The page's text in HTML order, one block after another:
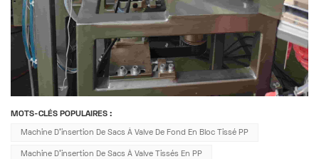
MOTS-CLÉS POPULAIRES :
Machine D'insertion De Sacs À Valve De Fond En Bloc Tissé PP
Machine D'insertion De Sacs À Valve Tissés En PP